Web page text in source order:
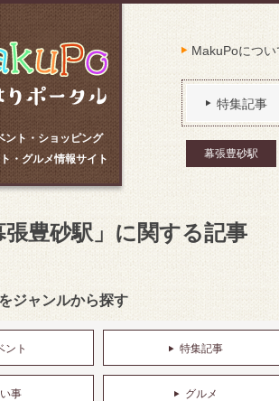
ント・ショッピング
・グルメ情報サイト
MakuPoについ
特集記事
幕張豊砂駅
豊砂駅」に関する記事
ジャンルから探す
ント 特集記事
事 グルメ